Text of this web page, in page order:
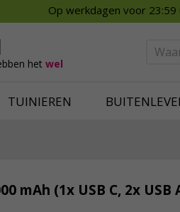
Op werkdagen voor
het wel
TUINIEREN
Smart
Deurbellen
mAh (1x USB C, 2x USB